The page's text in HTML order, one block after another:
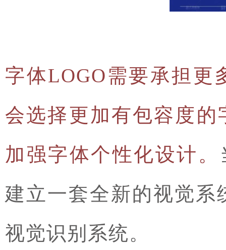
字体LOGO需要承担更
会选择更加有包容度
加强字体个性化设计。
建立一套全新的视觉
视觉识别系统。